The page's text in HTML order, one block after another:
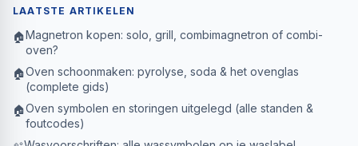
LAATSTE ARTIKELEN
🏠Magnetron kopen: solo, grill, combimagnetron of combi-
oven?
🏠Oven schoonmaken: pyrolyse, soda & het ovenglas
(complete gids)
🏠Oven symbolen en storingen uitgelegd (alle standen &
foutcodes)